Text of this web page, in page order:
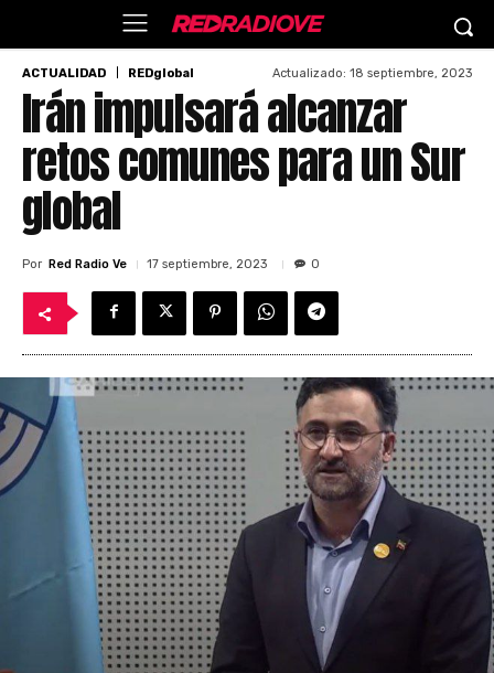
ACTUALIDAD REDglobal Actualizado: 18 septiembre, 2023
Irán impulsará alcanzar
retos comunes para un Sur
global
Por Red Radio Ve 17 septiembre, 2023 0